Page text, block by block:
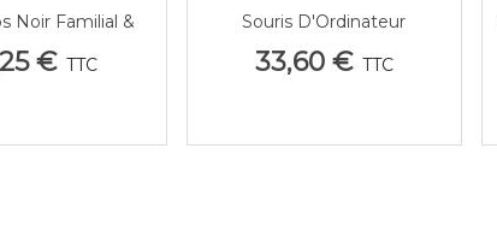
Plus
Noir Familial &
€ TTC
Afficher Plus
Souris D'Ordinateur
Personnalisée Photo / Logo -
Filaire Ou Sans Fil
33,60 € TTC